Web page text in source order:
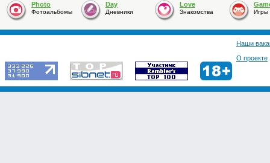
Photo
Фотоальбомы
Day
Дневники
Love
Знакомства Игры
Наши
О проекте